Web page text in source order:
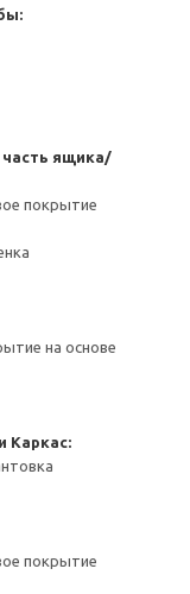
ящика/
покрытие
на основе
Каркас:
покрытие